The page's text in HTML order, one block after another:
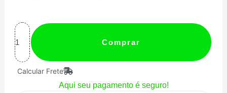
NPT
1/8"
para
Macho
Comprar
Calcular Frete
Aqui seu pagamento é seguro!